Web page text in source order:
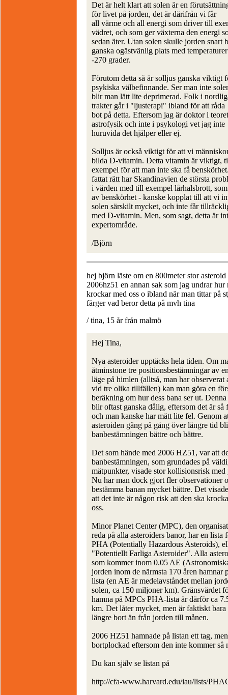
Det är helt klart att solen är en
för livet på jorden, det är därifrån vi får
all värme och all energi som driver till
vädret, och som ger växterna den energi
sedan äter. Utan solen skulle jorden snart
ganska ogästvänlig plats med
-270 grader.
Förutom detta så är solljus ganska viktigt
psykiska välbefinnande. Ser man inte
blir man lätt lite deprimerad. Folk i
trakter går i "ljusterapi" ibland för att råda
bot på detta. Eftersom jag är doktor i
astrofysik och inte i psykologi vet jag inte
huruvida det hjälper eller ej.
Solljus är också viktigt för att vi
bilda D-vitamin. Detta vitamin är viktigt,
exempel för att man inte ska få
fattat rätt har Skandinavien de största
i värden med till exempel lårhalsbrott,
av benskörhet - kanske kopplat till att vi
solen särskilt mycket, och inte får
med D-vitamin. Men, som sagt, detta är
expertområde.
/Björn
hej björn läste om en 800meter stor
2006hz51 en annan sak som jag undrar
krockar med oss o ibland när man tittar på
färger vad beror detta på mvh tina
/ tina, 15 år från malmö
Hej Tina,
Nya asteroider upptäcks hela tiden. Om
åtminstone tre positionsbestämningar av
läge på himlen (alltså, man har observerat
vid tre olika tillfällen) kan man göra en
beräkning om hur dess bana ser ut.
blir oftast ganska dålig, eftersom det är så
och man kanske har mätt lite fel. Genom
asteroiden gång på gång över längre tid
banbestämningen bättre och bättre.
Det som hände med 2006 HZ51, var att
banbestämningen, som grundades på
mätpunkter, visade stor kollisionsrisk med
Nu har man dock gjort fler observationer
bestämma banan mycket bättre. Det
att det inte är någon risk att den ska
oss.
Minor Planet Center (MPC), den
reda på alla asteroiders banor, har en lista
PHA (Potentially Hazardous Asteroids),
"Potentiellt Farliga Asteroider". Alla
som kommer inom 0.05 AE
jorden inom de närmsta 170 åren hamnar
lista (en AE är medelavståndet mellan
solen, ca 150 miljoner km). Gränsvärdet
hamna på MPCs PHA-lista är därför ca
km. Det låter mycket, men är faktiskt bara
längre bort än från jorden till månen.
2006 HZ51 hamnade på listan ett tag,
bortplockad eftersom den inte kommer så
Du kan själv se listan på
http://cfa-www.harvard.edu/iau/lists/